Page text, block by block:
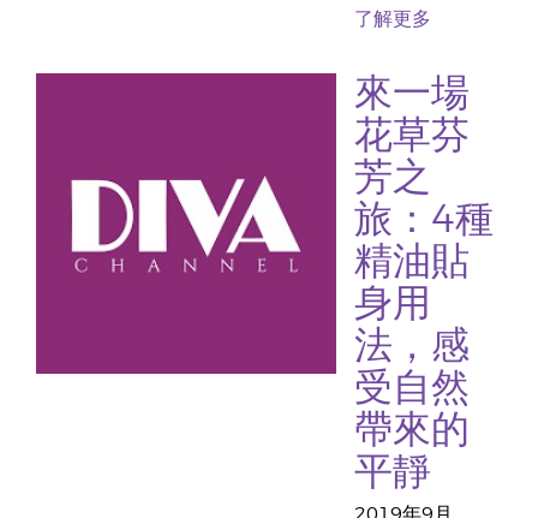
了解更多
來一場
花草芬
芳之
旅：4種
精油貼
身用
法，感
受自然
帶來的
平靜